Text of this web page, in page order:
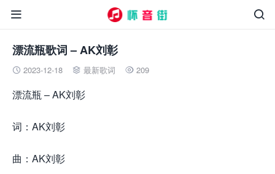


漂流瓶歌词 – AK刘彰
 2023-12-18  最新歌词  209
漂流瓶 – AK刘彰
词：AK刘彰
曲：AK刘彰